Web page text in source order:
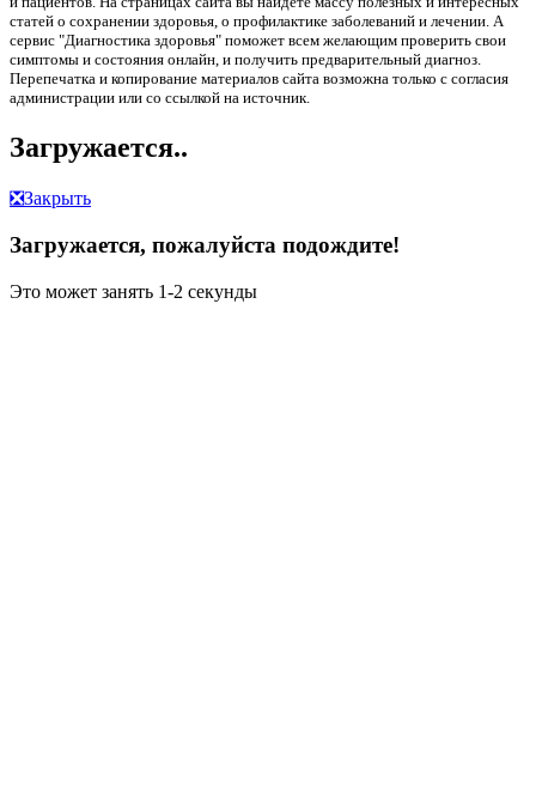
статей о сохранении здоровья, о профилактике заболеваний и лечении. А
сервис "Диагностика здоровья" поможет всем желающим проверить свои
симптомы и состояния онлайн, и получить предварительный диагноз.
Перепечатка и копирование материалов сайта возможна только с согласия
администрации или со ссылкой на источник.
Загружается..
❎Закрыть
Загружается, пожалуйста подождите!
Это может занять 1-2 секунды